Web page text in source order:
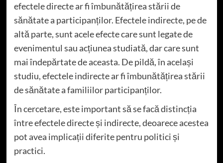
efectele directe ar fi îmbunătățirea stării de
sănătate a participanților. Efectele indirecte, pe de
altă parte, sunt acele efecte care sunt legate de
evenimentul sau acțiunea studiată, dar care sunt
mai îndepărtate de aceasta. De pildă, în același
studiu, efectele indirecte ar fi îmbunătățirea stării
de sănătate a familiilor participanților.
În cercetare, este important să se facă distincția
între efectele directe și indirecte, deoarece acestea
pot avea implicații diferite pentru politici și
practici.